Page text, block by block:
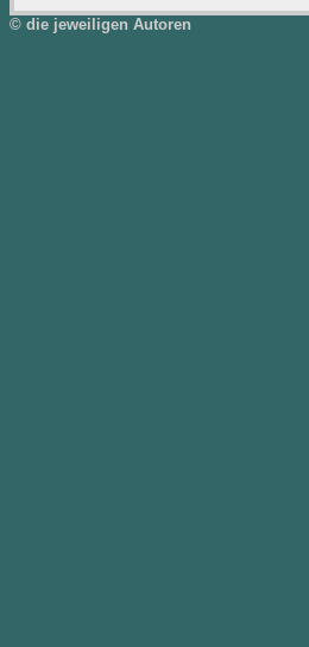
© die jeweiligen Autoren